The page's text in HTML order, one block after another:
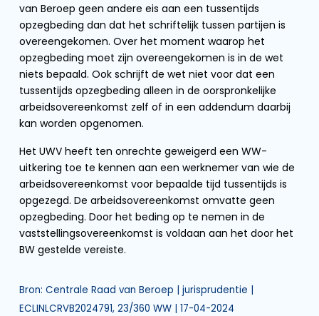
van Beroep geen andere eis aan een tussentijds
opzegbeding dan dat het schriftelijk tussen partijen is
overeengekomen. Over het moment waarop het
opzegbeding moet zijn overeengekomen is in de wet
niets bepaald. Ook schrijft de wet niet voor dat een
tussentijds opzegbeding alleen in de oorspronkelijke
arbeidsovereenkomst zelf of in een addendum daarbij
kan worden opgenomen.
Het UWV heeft ten onrechte geweigerd een WW-
uitkering toe te kennen aan een werknemer van wie de
arbeidsovereenkomst voor bepaalde tijd tussentijds is
opgezegd. De arbeidsovereenkomst omvatte geen
opzegbeding. Door het beding op te nemen in de
vaststellingsovereenkomst is voldaan aan het door het
BW gestelde vereiste.
Bron: Centrale Raad van Beroep | jurisprudentie |
ECLINLCRVB2024791, 23/360 WW | 17-04-2024